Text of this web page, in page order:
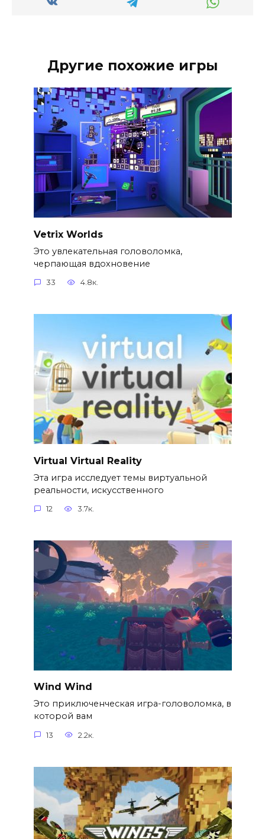
Другие похожие игры
Vetrix Worlds
Это увлекательная головоломка,
черпающая вдохновение
33 4.8к.
Virtual Virtual Reality
Эта игра исследует темы виртуальной
реальности, искусственного
12 3.7к.
Wind Wind
Это приключенческая игра-головоломка, в
которой вам
13 2.2к.